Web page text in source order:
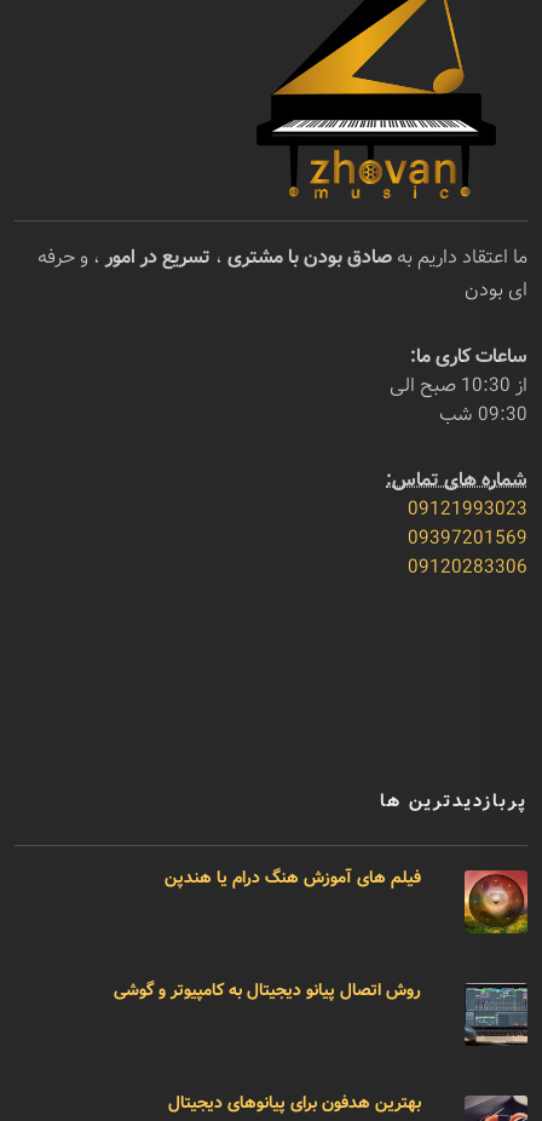
ما اعتقاد داریم به صادق بودن با مشتری ، تسریع در امور ، و حرفه
ای بودن
ساعات کاری ما:
از 10:30 صبح الی
09:30 شب
شماره های تماس:
09121993023
09397201569
09120283306
پربازدیدترین ها
فیلم های آموزش هنگ درام یا هندپن
روش اتصال پیانو دیجیتال به کامپیوتر و گوشی
بهترین هدفون برای پیانوهای دیجیتال